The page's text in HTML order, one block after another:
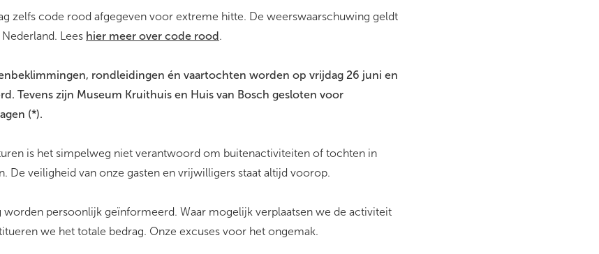
zelfs code rood afgegeven voor extreme hitte. De weerswaarschuwing geldt
Lees hier meer over code rood.
rondleidingen én vaartochten worden op vrijdag 26 juni en
Tevens zijn Museum Kruithuis en Huis van Bosch gesloten voor
(*).
is het simpelweg niet verantwoord om buitenactiviteiten of tochten in
De veiligheid van onze gasten en vrijwilligers staat altijd voorop.
worden persoonlijk geïnformeerd. Waar mogelijk verplaatsen we de activiteit
we het totale bedrag. Onze excuses voor het ongemak.